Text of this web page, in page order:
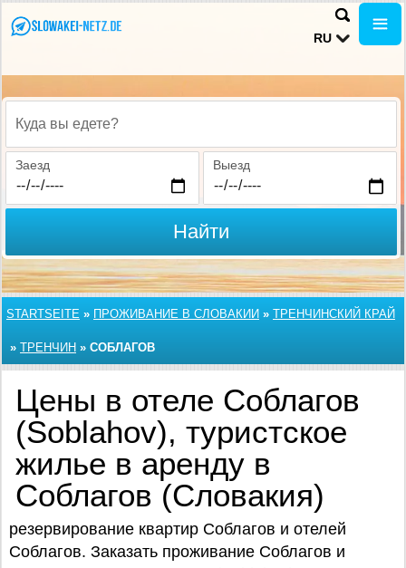
RU
Куда вы едете?
Заезд Выезд
Найти
STARTSEITE » ПРОЖИВАНИЕ В СЛОВАКИИ » ТРЕНЧИНСКИЙ КРАЙ
» ТРЕНЧИН » СОБЛАГОВ
Цены в отеле Соблагов
(Soblahov), туристское
жилье в аренду в
Соблагов (Словакия)
резервирование квартир Соблагов и отелей
Соблагов. Заказать проживание Соблагов и